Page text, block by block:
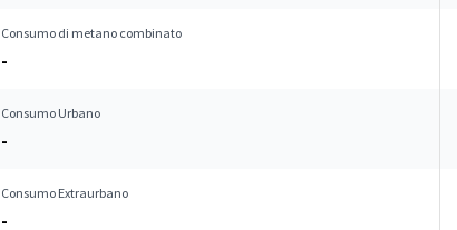
Consumo di metano combinato
-
Consumo Urbano
-
Consumo Extraurbano
-